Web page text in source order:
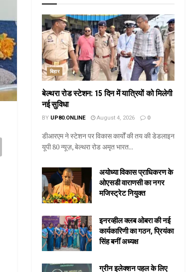
बिहार
बेल्थरा रोड स्टेशन: 15 दिन में यात्रियों को मिलेगी
नई सुविधा
BY UP80.ONLINE August 4, 2026 0
डीआरएम ने स्टेशन पर विकास कार्यों की तय की डेडलाइन
यूपी 80 न्यूज़, बेल्थरा रोड अमृत भारत...
अयोध्या विकास प्राधिकरण के
ओएसडी वाराणसी का नगर
मजिस्ट्रेट नियुक्त
इनरव्हील क्लब ओबरा की नई
कार्यकारिणी का गठन, प्रियंका
सिंह बनीं अध्यक्ष
ग्रीन इलेक्शन पहल के लिए